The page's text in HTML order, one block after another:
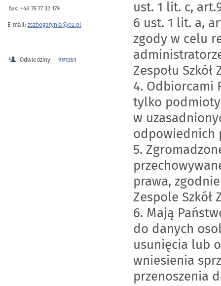
fax. +48 75 77 32 179
E-mail: zszbogatynia@o2.pl
Odwiedziny: 991351
ust. 1 lit. c,
6 ust. 1 lit. a,
zgody w celu
Zespołu
4. Odbiorcami
tylko
w
odpowiednich
5.
prawa,
Zespole
6. Mają
do danych
usunięcia lub
wniesienia
przenoszenia